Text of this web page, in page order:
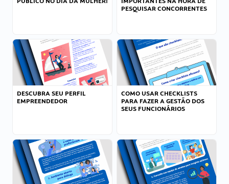
PESQUISAR CONCORRENTES
DESCUBRA SEU PERFIL
EMPREENDEDOR
COMO USAR CHECKLISTS
PARA FAZER A GESTÃO DOS
SEUS FUNCIONÁRIOS